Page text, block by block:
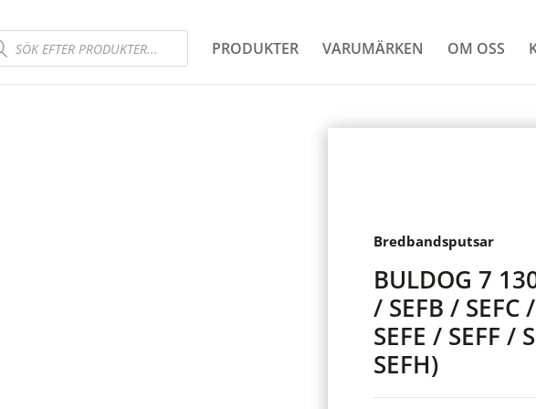
PRODUKTER VARUMÄRKEN OM OSS
Bredbandsputsar
BULDOG 7
/ SEFB / SEFC
SEFE / SEFF /
SEFH)